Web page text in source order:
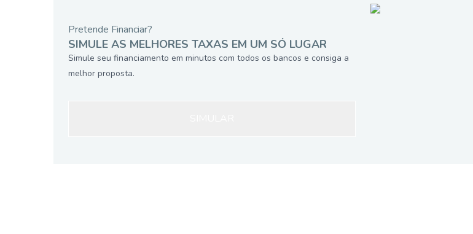
Pretende Financiar?
SIMULE AS MELHORES TAXAS EM UM SÓ LUGAR
Simule seu financiamento em minutos com todos os bancos e consiga a
melhor proposta.